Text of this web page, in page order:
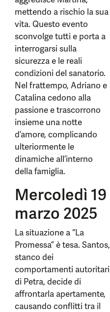
mettendo a rischio la sua
vita. Questo evento
sconvolge tutti e porta a
interrogarsi sulla
sicurezza e le reali
condizioni del sanatorio.
Nel frattempo, Adriano e
Catalina cedono alla
passione e trascorrono
insieme una notte
d’amore, complicando
ulteriormente le
dinamiche all’interno
della famiglia.
Mercoledì 19
marzo 2025
La situazione a “La
Promessa” è tesa. Santos,
stanco dei
comportamenti autoritari
di Petra, decide di
affrontarla apertamente,
causando conflitti tra il